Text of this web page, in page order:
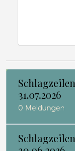
Schlagzeilen
31.07.2026
0 Meldungen
Schlagzeilen